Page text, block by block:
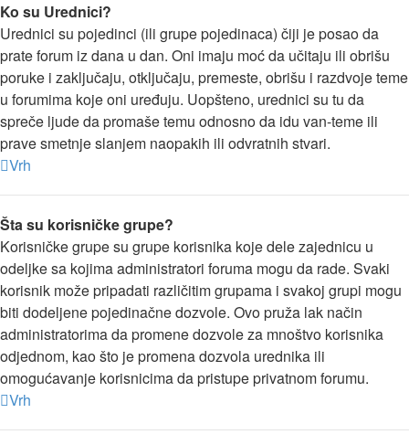
Ko su Urednici?
Urednici su pojedinci (ili grupe pojedinaca) čiji je posao da
prate forum iz dana u dan. Oni imaju moć da učitaju ili obrišu
poruke i zaključaju, otključaju, premeste, obrišu i razdvoje teme
u forumima koje oni uređuju. Uopšteno, urednici su tu da
spreče ljude da promaše temu odnosno da idu van-teme ili
prave smetnje slanjem naopakih ili odvratnih stvari.
Vrh
Šta su korisničke grupe?
Korisničke grupe su grupe korisnika koje dele zajednicu u
odeljke sa kojima administratori foruma mogu da rade. Svaki
korisnik može pripadati različitim grupama i svakoj grupi mogu
biti dodeljene pojedinačne dozvole. Ovo pruža lak način
administratorima da promene dozvole za mnoštvo korisnika
odjednom, kao što je promena dozvola urednika ili
omogućavanje korisnicima da pristupe privatnom forumu.
Vrh